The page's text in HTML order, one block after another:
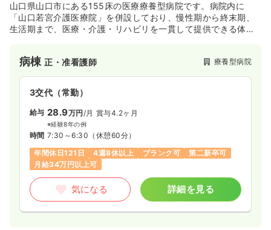
山口県山口市にある155床の医療療養型病院です。病院内に
「山口若宮介護医療院」を併設しており、慢性期から終末期、
生活期まで、医療・介護・リハビリを一貫して提供できる体制
病棟正・准看護師 療養型病院
3交代（常勤）
給与 28.9万円/月 賞与4.2ヶ月
※経験8年の例
時間 7:30～6:30 （休憩60分）
年間休日121日
4週8休以上 ブランク可
第二新卒可
月給34万円以上可
気になる 詳細を見る